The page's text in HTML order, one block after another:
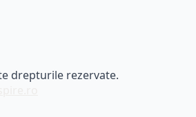
drepturile rezervate.